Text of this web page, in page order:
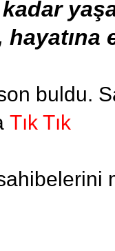
hayatına
buldu.
Tık Tık